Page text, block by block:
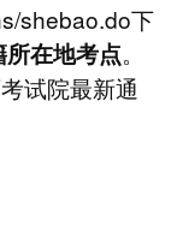
shebao.do下
在地考点。
试院最新通